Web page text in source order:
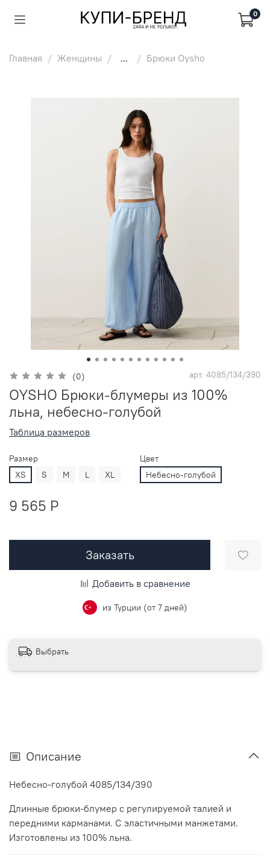
0
Главная Женщины ... Брюки Oysho
(0) арт. 4085/134/390
OYSHO Брюки-блумеры из 100%
льна, небесно-голубой
Таблица размеров
Размер
XS
S M L XL
Цвет
Небесно-голубой
9 565 P
Заказать
Добавить в сравнение
из Турции (от 7 дней)
Выбрать
Описание
Небесно-голубой 4085/134/390
Длинные брюки-блумер с регулируемой талией и
передними карманами. С эластичными манжетами.
Изготовлены из 100% льна.